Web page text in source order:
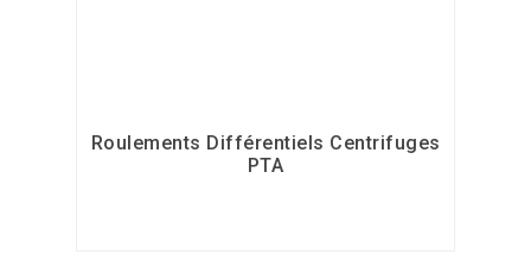
Roulements Différentiels Centrifuges
PTA